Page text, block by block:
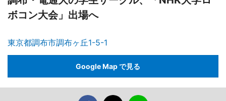
ボコン大会」出場へ
東京都調布市調布ヶ丘1-5-1
Google Map で見る